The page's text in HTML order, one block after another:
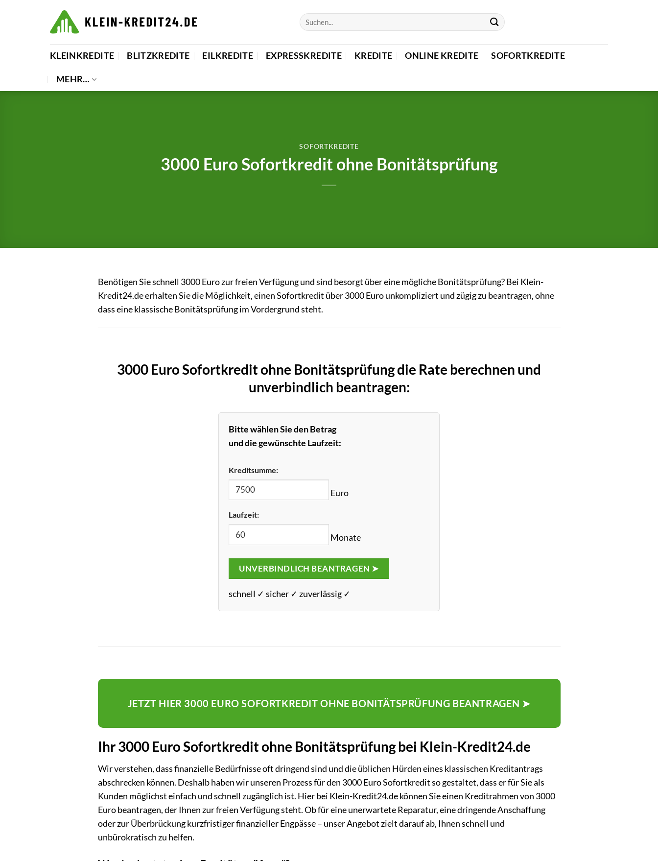
KLEINKREDITE BLITZKREDITE EILKREDITE EXPRESSKREDITE KREDITE ONLINE KREDITE SOFORTKREDITE
MEHR…
SOFORTKREDITE
3000 Euro Sofortkredit ohne Bonitätsprüfung
Benötigen Sie schnell 3000 Euro zur freien Verfügung und sind besorgt über eine mögliche Bonitätsprüfung? Bei Klein-
Kredit24.de erhalten Sie die Möglichkeit, einen Sofortkredit über 3000 Euro unkompliziert und zügig zu beantragen, ohne
dass eine klassische Bonitätsprüfung im Vordergrund steht.
3000 Euro Sofortkredit ohne Bonitätsprüfung die Rate berechnen und
unverbindlich beantragen:
Bitte wählen Sie den Betrag
und die gewünschte Laufzeit:
Kreditsumme:
Euro
Laufzeit:
Monate
UNVERBINDLICH BEANTRAGEN ➤
schnell ✓ sicher ✓ zuverlässig ✓
JETZT HIER 3000 EURO SOFORTKREDIT OHNE BONITÄTSPRÜFUNG BEANTRAGEN ➤
Ihr 3000 Euro Sofortkredit ohne Bonitätsprüfung bei Klein-Kredit24.de
Wir verstehen, dass finanzielle Bedürfnisse oft dringend sind und die üblichen Hürden eines klassischen Kreditantrags
abschrecken können. Deshalb haben wir unseren Prozess für den 3000 Euro Sofortkredit so gestaltet, dass er für Sie als
Kunden möglichst einfach und schnell zugänglich ist. Hier bei Klein-Kredit24.de können Sie einen Kreditrahmen von 3000
Euro beantragen, der Ihnen zur freien Verfügung steht. Ob für eine unerwartete Reparatur, eine dringende Anschaffung
oder zur Überbrückung kurzfristiger finanzieller Engpässe – unser Angebot zielt darauf ab, Ihnen schnell und
unbürokratisch zu helfen.